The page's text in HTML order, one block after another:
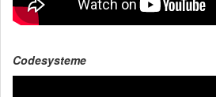
Codesysteme